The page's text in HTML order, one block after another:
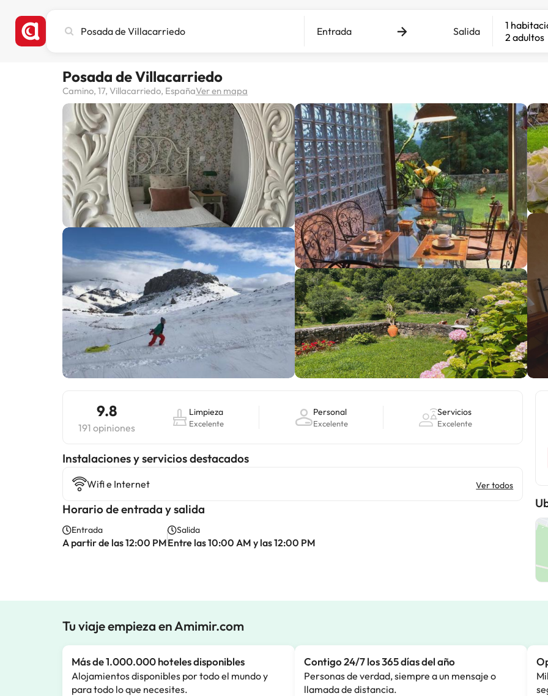
ciudad,
destino
Entrada Salida
1
2 adultos
Posada de Villacarriedo
Camino, 17, Villacarriedo, EspañaVer en mapa
9.8
191 opiniones
Limpieza
Excelente
Personal
Excelente
Servicios
Excelente
Instalaciones y servicios destacados
Wifi e Internet Ver todos
Horario de entrada y salida
Entrada
A partir de las 12:00 PM
Salida
Entre las 10:00 AM y las 12:00 PM
Tu viaje empieza en Amimir.com
Más de 1.000.000 hoteles disponibles
Alojamientos disponibles por todo el mundo y
para todo lo que necesites.
Contigo 24/7 los 365 días del año
Personas de verdad, siempre a un mensaje o
llamada de distancia.